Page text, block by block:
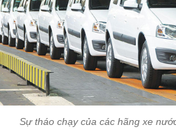
Sự tháo chạy của các hãng xe